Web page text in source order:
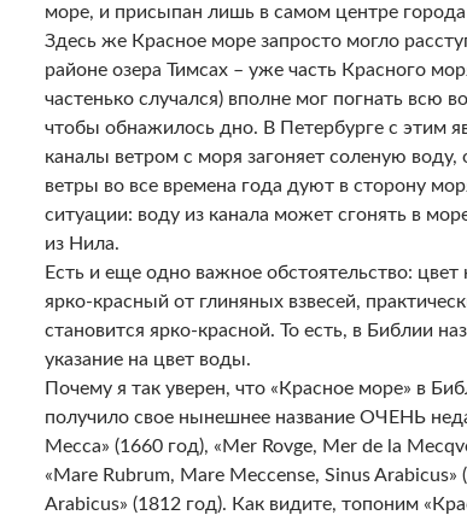
море, и присыпан лишь в самом центре
Здесь же Красное море запросто могло
районе озера Тимсах – уже часть Красного
частенько случался) вполне мог погнать всю
чтобы обнажилось дно. В Петербурге с этим
каналы ветром с моря загоняет соленую
ветры во все времена года дуют в сторону
ситуации: воду из канала может сгонять в
из Нила.
Есть и еще одно важное обстоятельство:
ярко-красный от глиняных взвесей,
становится ярко-красной. То есть, в Библии
указание на цвет воды.
Почему я так уверен, что «Красное море» в
получило свое нынешнее название ОЧЕНЬ
Mecca» (1660 год), «Mer Rovge, Mer de la
«Mare Rubrum, Mare Meccense, Sinus Arabicus»
Arabicus» (1812 год). Как видите, топоним